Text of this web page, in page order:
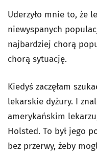
Uderzyło mnie to, że
niewyspanych
najbardziej chorą
chorą sytuację.
Kiedyś zaczęłam
lekarskie dyżury. I
amerykańskim
Holsted. To był jego
bez przerwy, żeby